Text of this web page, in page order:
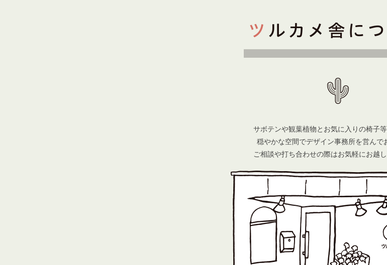
サボテンや観葉植物とお気に入りの椅子
穏やかな空間でデザイン事務所を営んで
ご相談や打ち合わせの際はお気軽にお越し